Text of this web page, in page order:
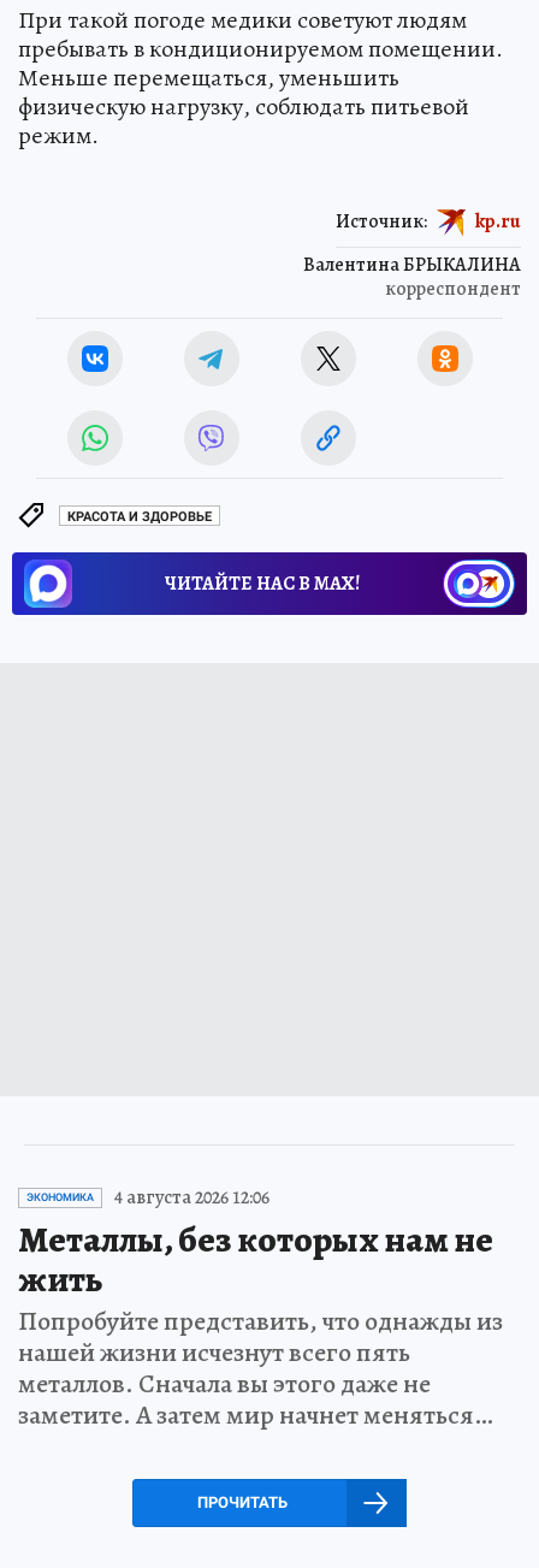
При такой погоде медики советуют людям
пребывать в кондиционируемом помещении.
Меньше перемещаться, уменьшить
физическую нагрузку, соблюдать питьевой
режим.
Валентина БРЫКАЛИНА
корреспондент
Источник: kp.ru
КРАСОТА И ЗДОРОВЬЕ
ЧИТАЙТЕ НАС В МАХ!
ЭКОНОМИКА 4 августа 2026 12:06
Металлы, без которых нам не
жить
Попробуйте представить, что однажды из
нашей жизни исчезнут всего пять
металлов. Сначала вы этого даже не
заметите. А затем мир начнет меняться…
ПРОЧИТАТЬ